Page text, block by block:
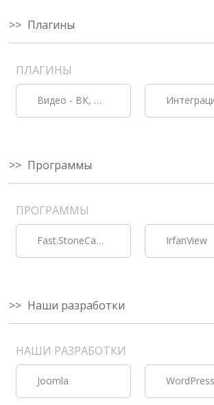
Плагины
ПЛАГИНЫ
Видео - ВК, дзен, рутуб, платформа
Программы
ПРОГРАММЫ
Fast.StoneCapture - скриншоты IrfanView
Наши разработки
НАШИ РАЗРАБОТКИ
Joomla WordPress